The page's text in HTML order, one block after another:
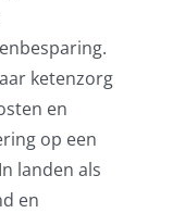
ketenzorg
en
op een
landen als
en